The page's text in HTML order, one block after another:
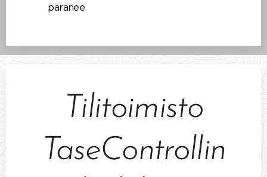
paranee
Tilitoimisto
TaseControllin